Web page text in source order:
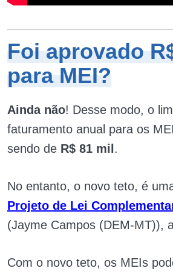
Foi aprovado
para MEI?
Ainda não! Desse modo, o
faturamento anual para os
sendo de R$ 81 mil .
No entanto, o novo teto, é
Projeto de Lei
(Jayme Campos (DEM-MT)),
Com o novo teto, os MEIs